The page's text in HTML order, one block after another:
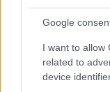
Google
I want to allow
related to
device